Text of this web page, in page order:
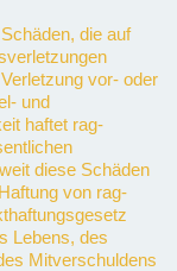
die auf
vor- oder
und
haftet rag-
diese Schäden
von rag-
Lebens, des
Mitverschuldens